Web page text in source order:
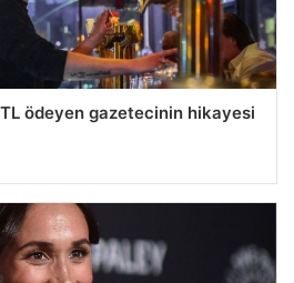
ödeyen gazetecinin hikayesi